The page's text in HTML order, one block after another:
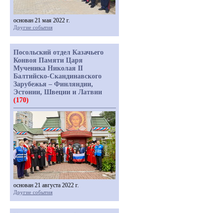
основан 21 мая 2022 г.
Другие события
Посольский отдел Казачьего
Конвоя Памяти Царя
Мученика Николая II
Балтийско-Скандинавского
Зарубежья – Финляндии,
Эстонии, Швеции и Латвии
(170)
основан 21 августа 2022 г.
Другие события